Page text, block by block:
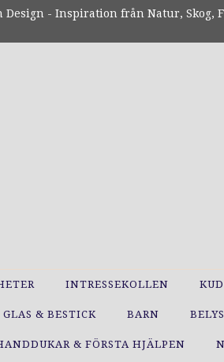
- Inspiration från Natur, Skog,
INTRESSEKOLLEN
GLAS & BESTICK BARN
& FÖRSTA HJÄLPEN